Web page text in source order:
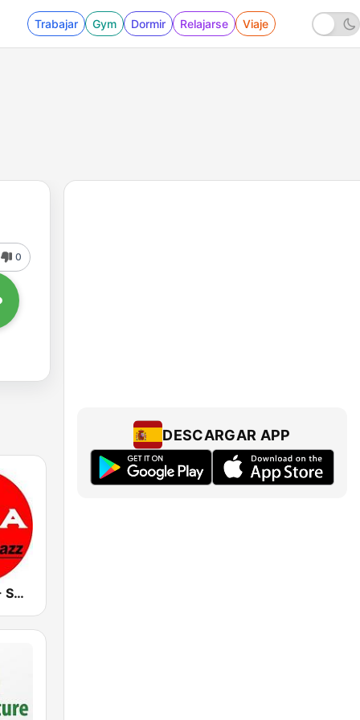
Trabajar Gym Dormir Relajarse Viaje
0
Ibiza Radios - Smooth Jazz
DESCARGAR APP